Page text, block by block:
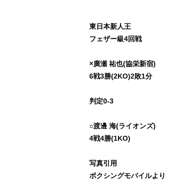
東日本新人王
フェザー級4回戦
×廣瀬 祐也(協栄新宿)
6戦3勝(2KO)2敗1分
判定0-3
○渡邊 海(ライオンズ)
4戦4勝(1KO)
写真引用
ボクシングモバイルより